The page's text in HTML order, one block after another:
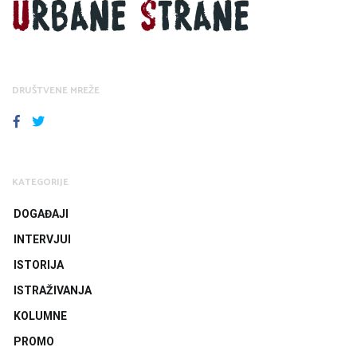
DRUŠTVENE MREŽE
FACEBOOK
TWITTER
KATEGORIJE
DOGAĐAJI
INTERVJUI
ISTORIJA
ISTRAŽIVANJA
KOLUMNE
PROMO